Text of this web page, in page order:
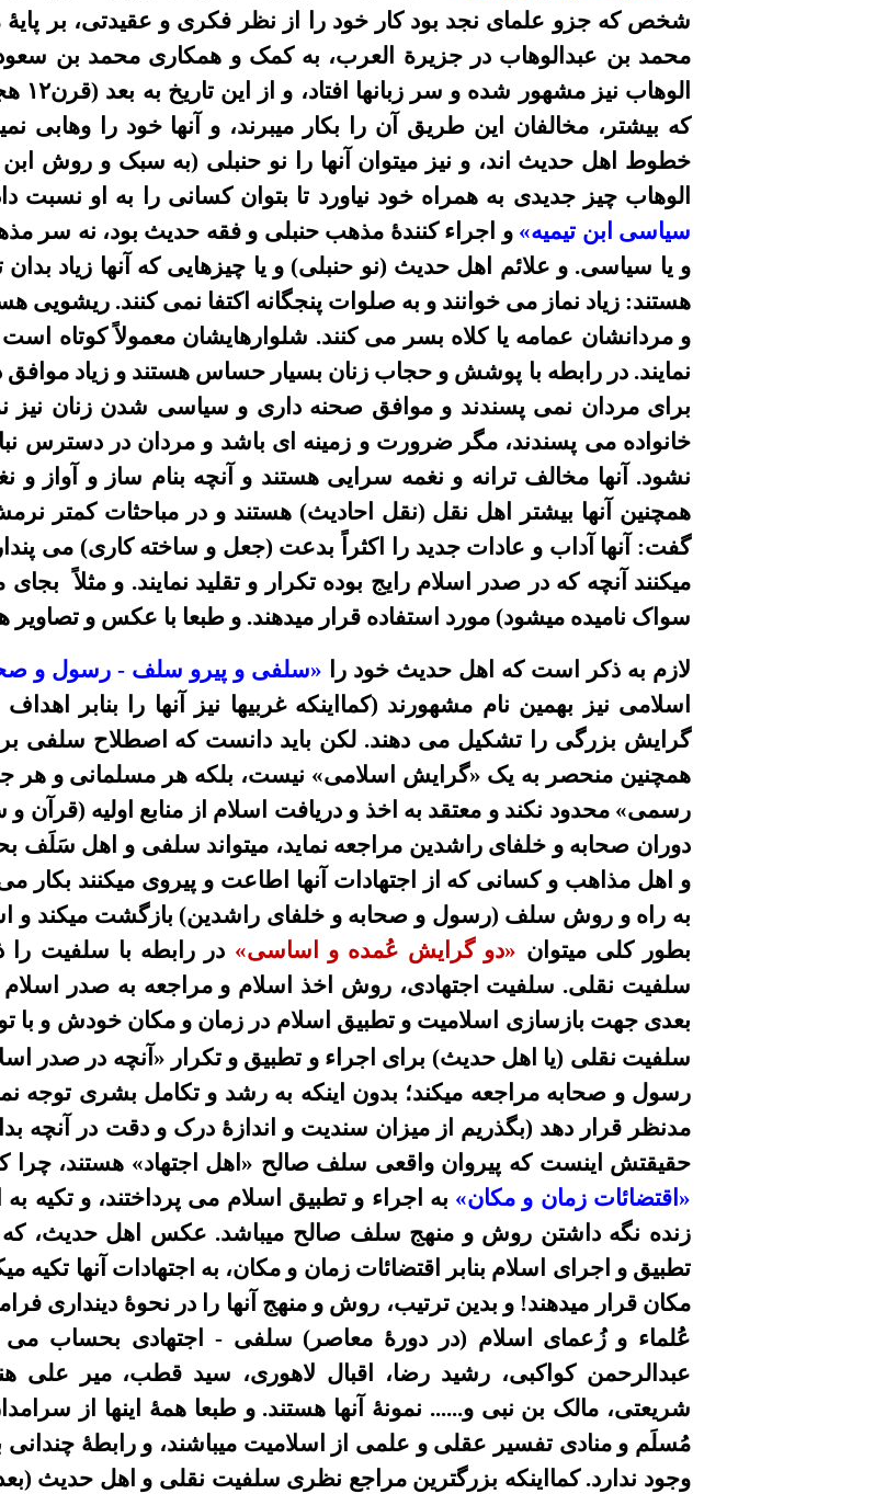
شخص که جزو علماى نجد بود کار خود را از نظر فکرى و عقيدتى، بر پايۀ
محمد بن عبدالوهاب در جزيرة العرب، به کمک و همکارى محمد بن
که بيشتر، مخالفان اين طريق آن را بکار ميبرند، و آنها خود را وهابى
خطوط اهل حديث اند، و نيز ميتوان آنها را نو حنبلى (به سبک و روش
الوهاب چيز جديدى به همراه خود نياورد تا بتوان کسانى را به او نسبت
سياسى ابن تیمیه» و اجراء کنندۀ مذهب حنبلى و فقه حديث بود، نه سر
و يا سياسى. و علائم اهل حديث (نو حنبلى) و يا چيزهايى که آنها زياد بدان
هستند: زياد نماز می خوانند و به صلوا ت پنجگانه اکتفا نمى کنند. ريشويى
و مردانشان عمامه يا کلاه بسر میکنند. شلوارهايشان معمولاً کوتاه
نمايند. در رابطه با پوشش و حجاب زنان بسيار حساس هستند و زياد موافق
براى مردان نمى پسندند و موافق صحنه دارى و سياسى شدن زنان نيز
خانواده مى پسندند، مگر ضرورت و زمينه اى باشد و مرد ان در دسترس نبا
نشود. آنها مخالف ترانه و نغمه سرايى هستند و آنچه بنام ساز و آواز و
همچنین آنها بیشتر
اهل نقل (نقل احادیث)هستند و در مباحثات کمتر
گفت: آنها آداب و عادات جديد را اکثراً بدعت (جعل و ساخته کاری) می
میکنند آنچهکهدر صدر اسلامرایج بودهتکرار و تقليد نمایند. ومثلاً بجاى
سواک ناميده ميشود) مورد استفاده قرار میدهند. و طبعا با عکس و تصاوير
لازم به ذکر است که اهل حدیث خود را «سلفى و پیرو سلف - رسول و
اسلامى نیز بهمین نام مشهورند (کمااینکه غربیها نیز آنها را بنابر
گرايش بزرگی را تشکيل می دهند. لکن بايد دانست که اصطلاح سلفى
همچنین منحصر به يک «گرايش اسلامی» نيست، بلکه هر مسلمانى و هر
رسمى»محدود نکند و معتقد به اخذ و دریافت اسلام از منابع اولیه
دوران صحابه و خلفای راشدین مراجعه نماید، میتواند سلفی و اهل سَلَف
و اهل مذاهب و کسانی که از اجتهادات آنها اطاعت و پیروی میکنند
به راه و روش سلف (رسول و صحابه و خلفاى راشدين) بازگشت میکند و
بطور کلیمیتوان «دو گرایش عُمده و اساسی» در رابطه با سلفیت را
سلفیت نقلی. سلفیت اجتهادی، روش اخذ اسلام و مراجعه به صدر اسلام
بعدی جهت بازسازی اسلامیت و تطبیق اسلام در زمان و مکان خودش و با
سلفیت نقلی (یا اهل حدیث) برای اجراء و تطبیق و تکرار « آنچه در صدر
رسول و صحابهمراجعه میکند؛ بدون اینکه به رشد و تکامل بشری توجه
مدنظر قرار دهد (بگذریم ازمیزان سندیت و اندازۀ درک ودقت در آنچه
حقیقتش اینست که پیروان واقعی سلف صالح « اهل اجتهاد» هستند، چرا
«اقتضائات زمان و مکان» به اجراء و تطبیق اسلام می پرداختند، و تکیه
زنده نگه داشتن روش و منهج سلف صالح میباشد. عکس اهل حدیث، که
تطبیق و اجرای اسلام بنابر اقتضائات زمان و مکان، به اجتهادات آنها تکیه
مکان قرار میدهند! و بدین ترتیب، روش و منهج آنها را در نحوۀ دینداری
عُلماء وزُ عمای اسلام (در دورۀ معاصر) سلفی - اجتهادی بحساب می
عبدالرحمن کواکبى، رشيد رضا، اقبال لاهورى، سيد قطب، مير على
شريعتى، مالک بن نبى و...... نمونۀ آنها هستند. و طبعاهمۀ اینها
از
مُسلَم و منادی تفسیر عقلی و علمی از اسلامیت میباشند، و رابطۀ چندانی
وجود ندارد. کمااینکه بزرگترین مراجع نظری سلفیت نقلی و اهل حديث (بعد